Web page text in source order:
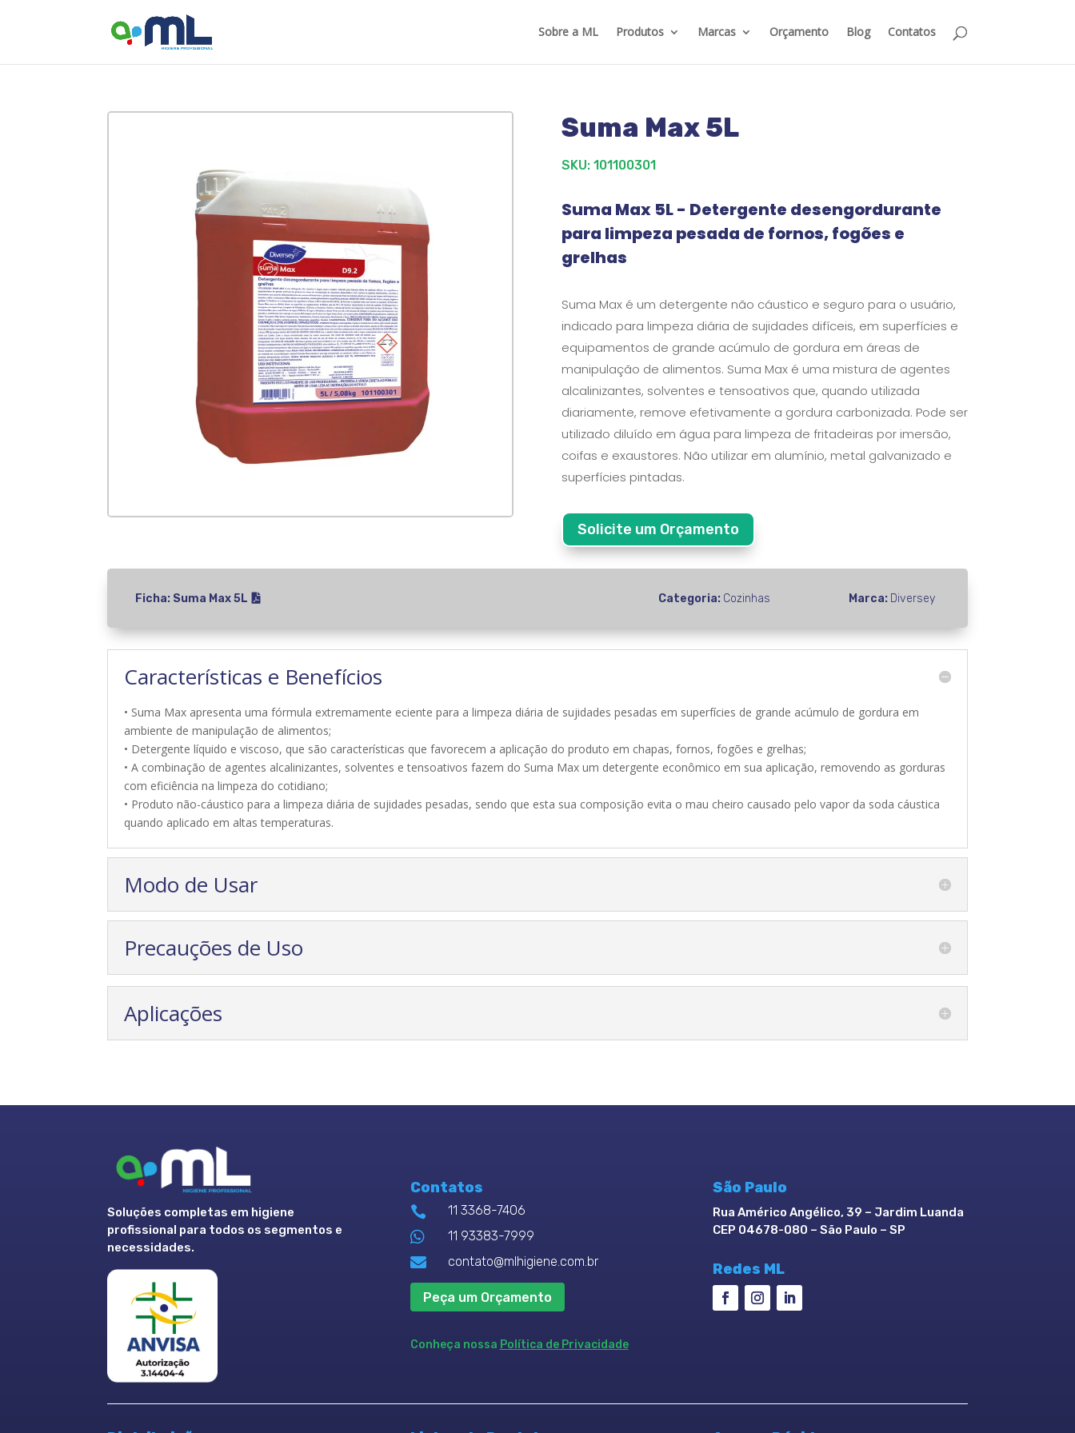
Sobre a ML Produtos Marcas Orçamento Blog Contatos
Suma Max 5L
SKU: 101100301
Suma Max 5L - Detergente desengordurante
para limpeza pesada de fornos, fogões e
grelhas
Suma Max é um detergente não cáustico e seguro para o usuário,
indicado para limpeza diária de sujidades difíceis, em superfícies e
equipamentos de grande acúmulo de gordura em áreas de
manipulação de alimentos. Suma Max é uma mistura de agentes
alcalinizantes, solventes e tensoativos que, quando utilizada
diariamente, remove efetivamente a gordura carbonizada. Pode ser
utilizado diluído em água para limpeza de fritadeiras por imersão,
coifas e exaustores. Não utilizar em alumínio, metal galvanizado e
superfícies pintadas.
Solicite um Orçamento
Ficha: Suma Max 5L Categoria: Cozinhas Marca: Diversey
Características e Benefícios
• Suma Max apresenta uma fórmula extremamente eciente para a limpeza diária de sujidades pesadas em superfícies de grande acúmulo de gordura em
ambiente de manipulação de alimentos;
• Detergente líquido e viscoso, que são características que favorecem a aplicação do produto em chapas, fornos, fogões e grelhas;
• A combinação de agentes alcalinizantes, solventes e tensoativos fazem do Suma Max um detergente econômico em sua aplicação, removendo as gorduras
com eficiência na limpeza do cotidiano;
• Produto não-cáustico para a limpeza diária de sujidades pesadas, sendo que esta sua composição evita o mau cheiro causado pelo vapor da soda cáustica
quando aplicado em altas temperaturas.
Modo de Usar
Precauções de Uso
Aplicações
Soluções completas em higiene
profissional para todos os segmentos e
necessidades.
Contatos
 11 3368-7406
 11 93383-7999
 contato@mlhigiene.com.br
Peça um Orçamento
Conheça nossa Política de Privacidade
São Paulo
Rua Américo Angélico, 39 – Jardim Luanda
CEP 04678-080 – São Paulo – SP
Redes ML